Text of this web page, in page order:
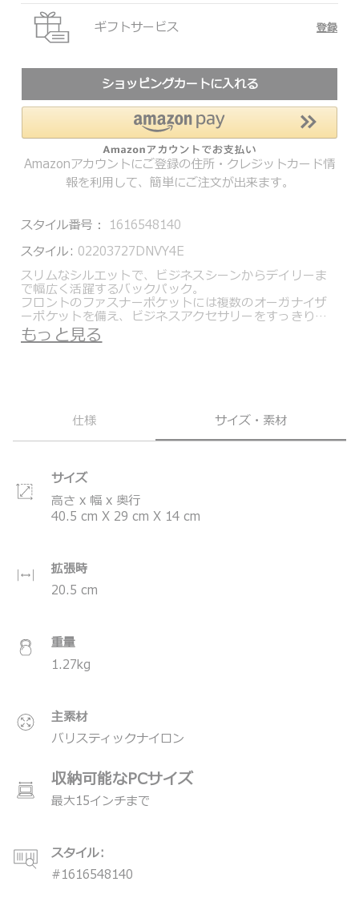
ギフトサービス 登録
ショッピングカートに入れる
Amazonアカウントにご登録の住所・クレジットカード情
報を利用して、簡単にご注文が出来ます。
スタイル番号： 1616548140
スタイル: 02203727DNVY4E
スリムなシルエットで、ビジネスシーンからデイリーま
で幅広く活躍するバックパック。
フロントのファスナーポケットには複数のオーガナイザ
ーポケットを備え、ビジネスアクセサリーをすっきり収
納できます。背面のコンパートメントには、パッドで保
護されたPC・タブレット専用のスペースを搭載し、大切
TUMI Alphaは、トゥミが掲げるすべての価値―デザイン
の革新、エンジニアリング、機能性、パフォーマンスー
トゥミの超耐久性を誇るFXT®バリスティックナイロン
により、ビジネスや旅行に特化したこのコレクションは
アイコン的存在への進化を続けています。
＊製品の仕様は予告なく変更する場合があります。
もっと見る
仕様 サイズ・素材
サイズ
高さ x 幅 x 奥行
40.5 cm X 29 cm X 14 cm
拡張時
20.5 cm
重量
1.27kg
主素材
バリスティックナイロン
収納可能なPCサイズ
最大15インチまで
スタイル:
#1616548140